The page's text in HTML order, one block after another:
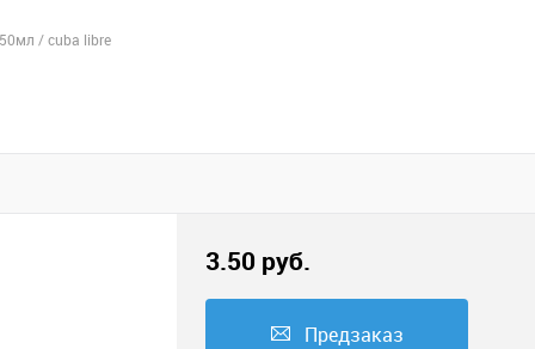
/ сuba libre
3.50 руб.
Предзаказ